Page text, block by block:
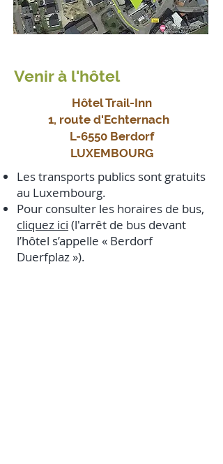
Venir à l'hôtel
Hôtel Trail-Inn
1, route d'Echternach
L-6550 Berdorf
LUXEMBOURG
Les transports publics sont gratuits
au Luxembourg.
Pour consulter les horaires de bus,
cliquez ici (l'arrêt de bus devant
l’hôtel s’appelle « Berdorf
Duerfplaz »).